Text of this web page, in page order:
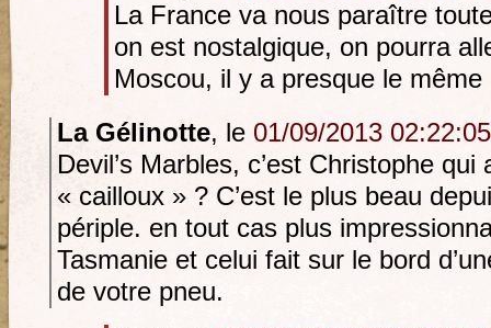
La France va nous paraître
on est nostalgique, on pourra
Moscou, il y a presque le
La Gélinotte, le 01/09/2013
Devil’s Marbles, c’est Christophe
« cailloux » ? C’est le plus beau
périple. en tout cas plus
Tasmanie et celui fait sur le bord
de votre pneu.